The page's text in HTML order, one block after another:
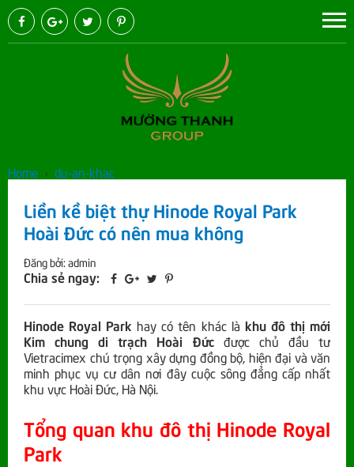
Home › du-an-khac
Liền kề biệt thự Hinode Royal Park
Hoài Đức có nên mua không
Đăng bởi: admin
Chia sẻ ngay:
Hinode Royal Park hay có tên khác là khu đô thị mới
Kim chung di trạch Hoài Đứcđược chủ đầu tư
Vietracimex chú trọng xây dựng đồng bộ, hiện đại và văn
minh phục vụ cư dân nơi đây cuộc sông đẳng cấp nhất
khu vực Hoài Đức, Hà Nội.
Tổng quan khu đô thị Hinode Royal
Park